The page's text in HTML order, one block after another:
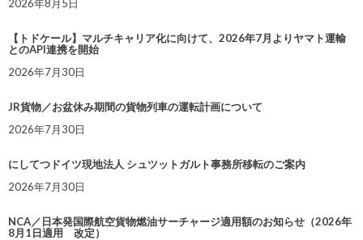
2026年8月5日
【トドケール】マルチキャリア化に向けて、2026年7月よりヤマト運輸
とのAPI連携を開始
2026年7月30日
JR貨物／お盆休み期間の貨物列車の運転計画について
2026年7月30日
にしてつドイツ現地法人 シュツットガルト事務所移転のご案内
2026年7月30日
NCA／日本発国際航空貨物燃油サーチャージ適用額のお知らせ（2026年
8月1日適用 改定）